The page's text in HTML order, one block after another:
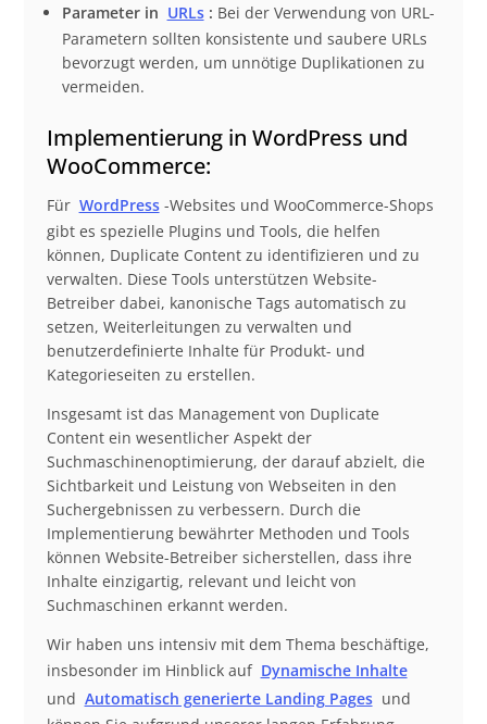
Parameter in URLs : Bei der Verwendung von URL-
Parametern sollten konsistente und saubere URLs
bevorzugt werden, um unnötige Duplikationen zu
vermeiden.
Implementierung in WordPress und
WooCommerce:
Für WordPress -Websites und WooCommerce-Shops
gibt es spezielle Plugins und Tools, die helfen
können, Duplicate Content zu identifizieren und zu
verwalten. Diese Tools unterstützen Website-
Betreiber dabei, kanonische Tags automatisch zu
setzen, Weiterleitungen zu verwalten und
benutzerdefinierte Inhalte für Produkt- und
Kategorieseiten zu erstellen.
Insgesamt ist das Management von Duplicate
Content ein wesentlicher Aspekt der
Suchmaschinenoptimierung, der darauf abzielt, die
Sichtbarkeit und Leistung von Webseiten in den
Suchergebnissen zu verbessern. Durch die
Implementierung bewährter Methoden und Tools
können Website-Betreiber sicherstellen, dass ihre
Inhalte einzigartig, relevant und leicht von
Suchmaschinen erkannt werden.
Wir haben uns intensiv mit dem Thema beschäftige,
insbesonder im Hinblick auf Dynamische Inhalte
und Automatisch generierte Landing Pages und